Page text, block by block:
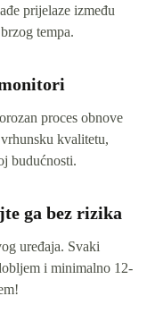
prijelaze između
tempa.
proces obnove
kvalitetu,
budućnosti.
ga bez rizika
uređaja. Svaki
i minimalno 12-